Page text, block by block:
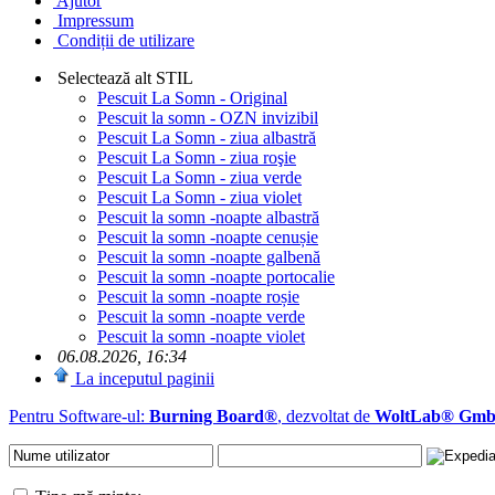
Impressum
Condiții de utilizare
Selectează alt STIL
Pescuit La Somn - Original
Pescuit la somn - OZN invizibil
Pescuit La Somn - ziua albastră
Pescuit La Somn - ziua roşie
Pescuit La Somn - ziua verde
Pescuit La Somn - ziua violet
Pescuit la somn -noapte albastră
Pescuit la somn -noapte cenușie
Pescuit la somn -noapte galbenă
Pescuit la somn -noapte portocalie
Pescuit la somn -noapte roșie
Pescuit la somn -noapte verde
Pescuit la somn -noapte violet
06.08.2026, 16:34
La inceputul paginii
Pentru Software-ul: Burning Board®, dezvoltat de WoltLab®